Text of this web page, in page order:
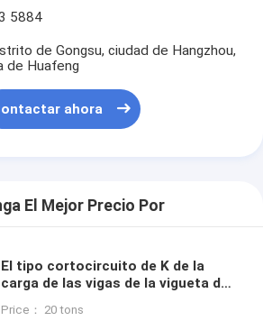
5884
de Gongsu, ciudad de Hangzhou,
de Huafeng
ahora
El Mejor Precio Por
El tipo cortocircuito de K de la
carga de las vigas de la vigueta del
edificio de la estructura de acero
Price： 20 tons